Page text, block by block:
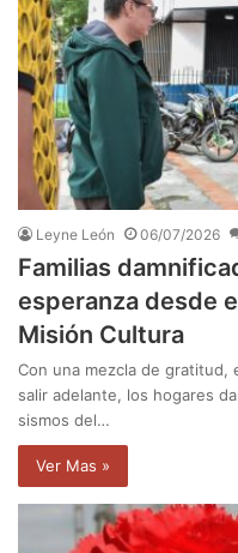
Leyne León 06/07/2026
Familias
esperanza desde
Misión Cultura
Con una mezcla de gratitud,
salir adelante, los hogares
sismos del…
Ver Mas »